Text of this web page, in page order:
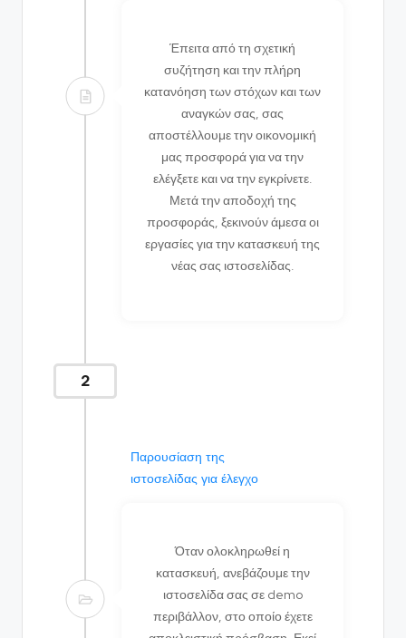
Έπειτα από τη σχετική
συζήτηση και την πλήρη
κατανόηση των στόχων και των
αναγκών σας, σας
αποστέλλουμε την οικονομική
μας προσφορά για να την
ελέγξετε και να την εγκρίνετε.
Μετά την αποδοχή της
προσφοράς, ξεκινούν άμεσα οι
εργασίες για την κατασκευή της
νέας σας ιστοσελίδας.
2
Παρουσίαση της
ιστοσελίδας για έλεγχο
Όταν ολοκληρωθεί η
κατασκευή, ανεβάζουμε την
ιστοσελίδα σας σε demo
περιβάλλον, στο οποίο έχετε